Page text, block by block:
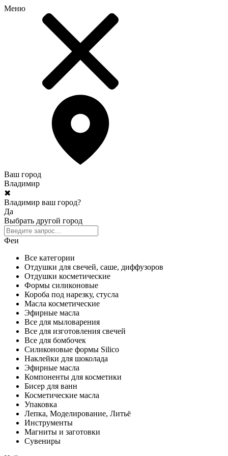
Меню
Ваш город
Владимир
✖
Владимир ваш город?
Да
Выбрать другой город
Феи
Все категории
Отдушки для свечей, саше, диффузоров
Отдушки косметические
Формы силиконовые
Короба под нарезку, стусла
Масла косметические
Эфирные масла
Все для мыловарения
Все для изготовления свечей
Все для бомбочек
Силиконовые формы Silico
Наклейки для шоколада
Эфирные масла
Компоненты для косметики
Бисер для ванн
Косметические масла
Упаковка
Лепка, Моделирование, Литьё
Инструменты
Магниты и заготовки
Сувениры